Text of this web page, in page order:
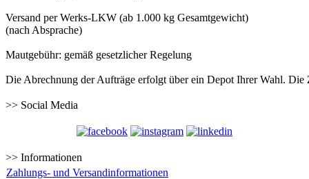
Versand per Werks-LKW (ab 1.000 kg Gesamtgewicht)
(nach Absprache)
Mautgebühr: gemäß gesetzlicher Regelung
Die Abrechnung der Aufträge erfolgt über ein Depot Ihrer Wahl.
>> Social Media
>> Informationen
Zahlungs- und Versandinformationen